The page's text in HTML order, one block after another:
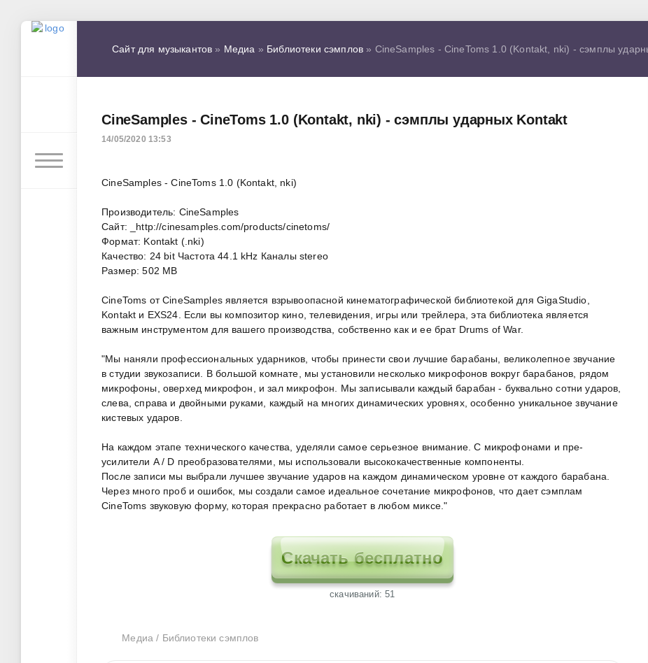
Сайт для музыкантов » Медиа » Библиотеки сэмплов » CineSamples - CineToms 1.0 (Kontakt, nki) - сэмплы
CineSamples - CineToms 1.0 (Kontakt, nki) - сэмплы ударных Kontakt
14/05/2020 13:53
CineSamples - CineToms 1.0 (Kontakt, nki)
Производитель: CineSamples
Сайт: _http://cinesamples.com/products/cinetoms/
Формат: Kontakt (.nki)
Качество: 24 bit Частота 44.1 kHz Каналы stereo
Размер: 502 MB
CineToms от CineSamples является взрывоопасной кинематографической библиотекой для GigaStudio,
Kontakt и EXS24. Если вы композитор кино, телевидения, игры или трейлера, эта библиотека является
важным инструментом для вашего производства, собственно как и ее брат Drums of War.
"Мы наняли профессиональных ударников, чтобы принести свои лучшие барабаны, великолепное звучание
в студии звукозаписи. В большой комнате, мы установили несколько микрофонов вокруг барабанов, рядом
микрофоны, оверхед микрофон, и зал микрофон. Мы записывали каждый барабан - буквально сотни ударов,
слева, справа и двойными руками, каждый на многих динамических уровнях, особенно уникальное звучание
кистевых ударов.
На каждом этапе технического качества, уделяли самое серьезное внимание. С микрофонами и пре-
усилители A / D преобразователями, мы использовали высококачественные компоненты.
После записи мы выбрали лучшее звучание ударов на каждом динамическом уровне от каждого барабана.
Через много проб и ошибок, мы создали самое идеальное сочетание микрофонов, что дает сэмплам
CineToms звуковую форму, которая прекрасно работает в любом миксе."
Скачать бесплатно
cкачиваний: 51
Медиа / Библиотеки сэмплов